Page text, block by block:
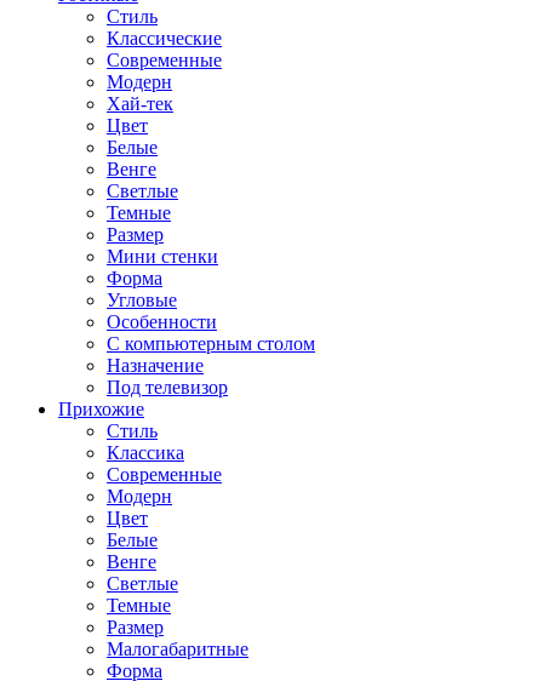
Стиль
Классические
Современные
Модерн
Хай-тек
Цвет
Белые
Венге
Светлые
Темные
Размер
Мини стенки
Форма
Угловые
Особенности
С компьютерным столом
Назначение
Под телевизор
Прихожие
Стиль
Классика
Современные
Модерн
Цвет
Белые
Венге
Светлые
Темные
Размер
Малогабаритные
Форма